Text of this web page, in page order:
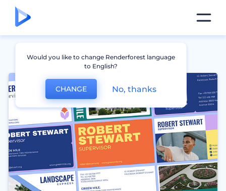
Would you like to change Renderforest language
to English?
CHANGE No, thanks